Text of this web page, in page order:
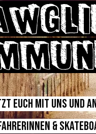
euch mit uns und
&